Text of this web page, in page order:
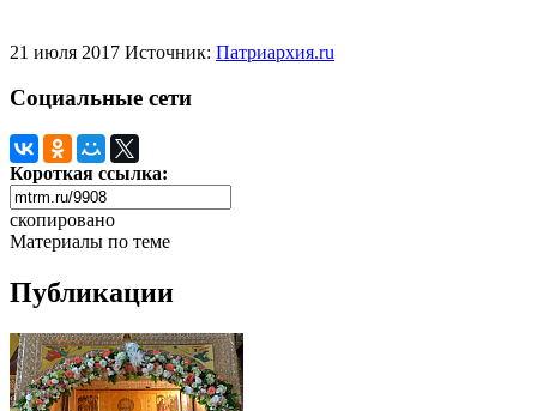
21 июля 2017 Источник: Патриархия.ru
Социальные сети
Короткая ссылка:
скопировано
Материалы по теме
Публикации